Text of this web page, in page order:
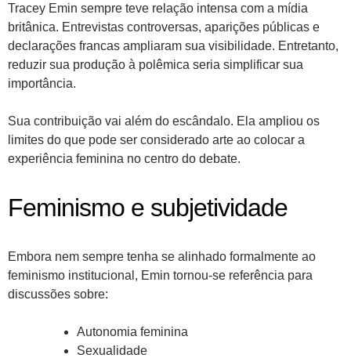
Tracey Emin sempre teve relação intensa com a mídia
britânica. Entrevistas controversas, aparições públicas e
declarações francas ampliaram sua visibilidade. Entretanto,
reduzir sua produção à polêmica seria simplificar sua
importância.
Sua contribuição vai além do escândalo. Ela ampliou os
limites do que pode ser considerado arte ao colocar a
experiência feminina no centro do debate.
Feminismo e subjetividade
Embora nem sempre tenha se alinhado formalmente ao
feminismo institucional, Emin tornou-se referência para
discussões sobre:
Autonomia feminina
Sexualidade